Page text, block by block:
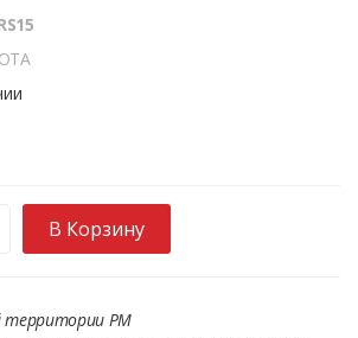
В Корзину
территории РМ